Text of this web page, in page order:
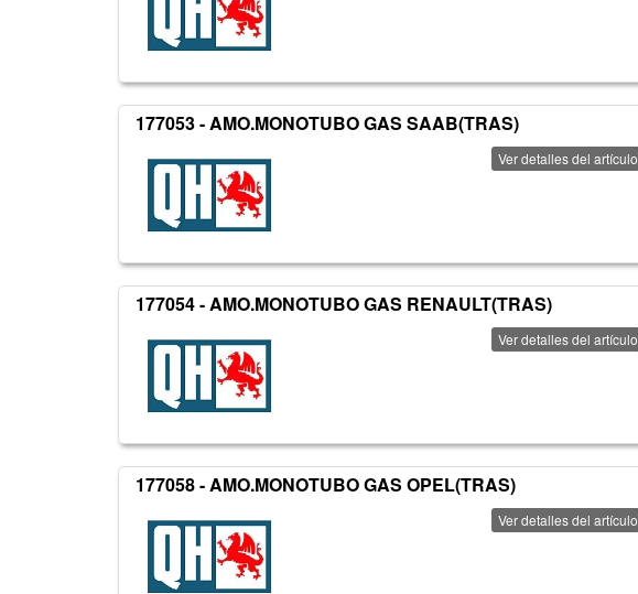
177053 - AMO.MONOTUBO GAS SAAB(TRAS)
Ver detalles del artículo
177054 - AMO.MONOTUBO GAS RENAULT(TRAS)
Ver detalles del artículo
177058 - AMO.MONOTUBO GAS OPEL(TRAS)
Ver detalles del artículo